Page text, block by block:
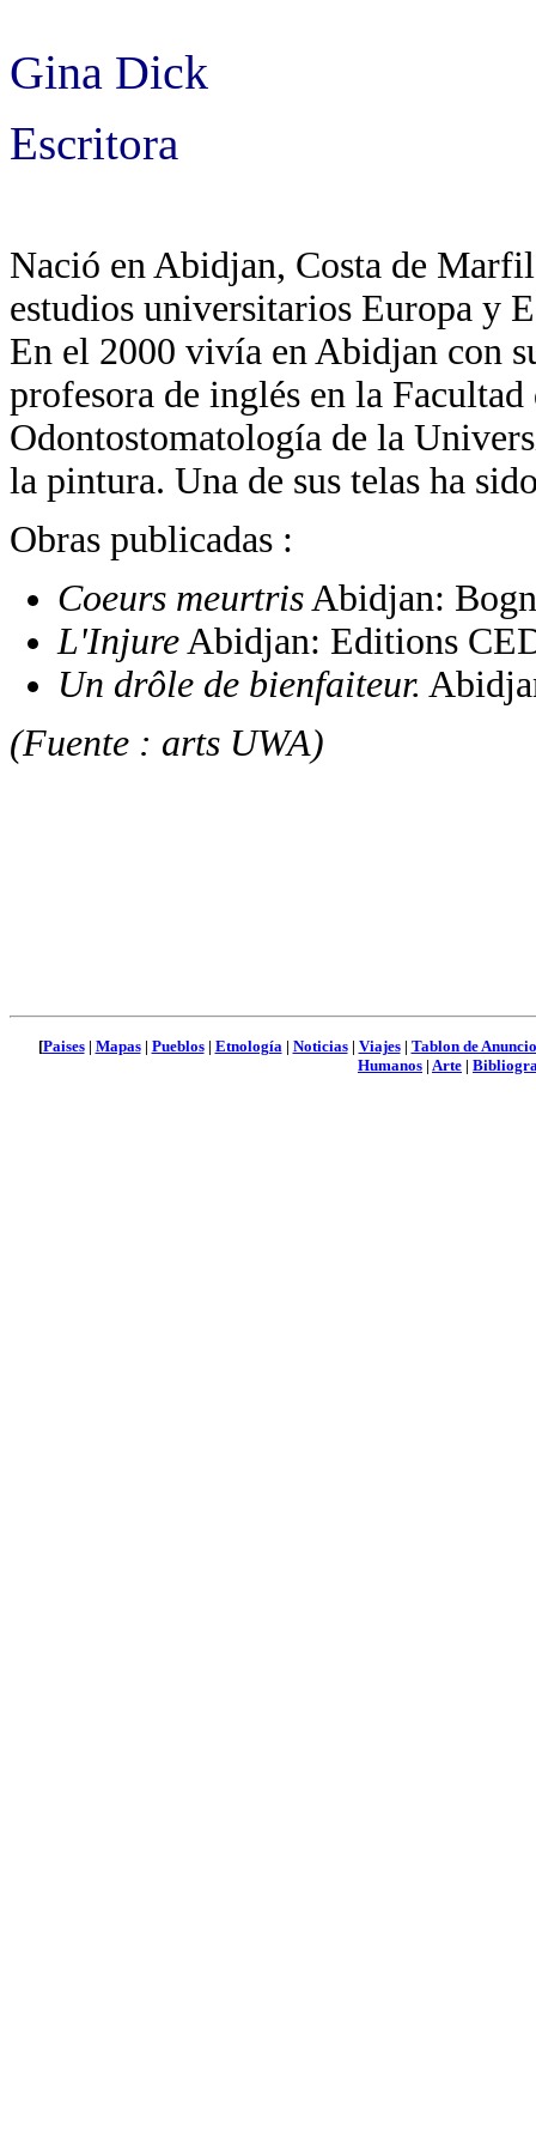
Gina Dick
Escritora
Nació en Abidjan, Costa de
estudios universitarios Europa y
En el 2000 vivía en Abidjan con
profesora de inglés en la Facultad
Odontostomatología de la
la pintura. Una de sus telas ha
Obras publicadas :
Coeurs meurtrisAbidjan:
L'InjureAbidjan: Editions
Un drôle de bienfaiteur.
(Fuente : arts UWA)
[Paises| Mapas| Pueblos| Etnología| Noticias| Viajes| Tablon de
Humanos | Arte |